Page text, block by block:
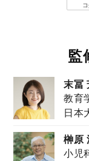
監
末冨
教育
日本
榊原
小児